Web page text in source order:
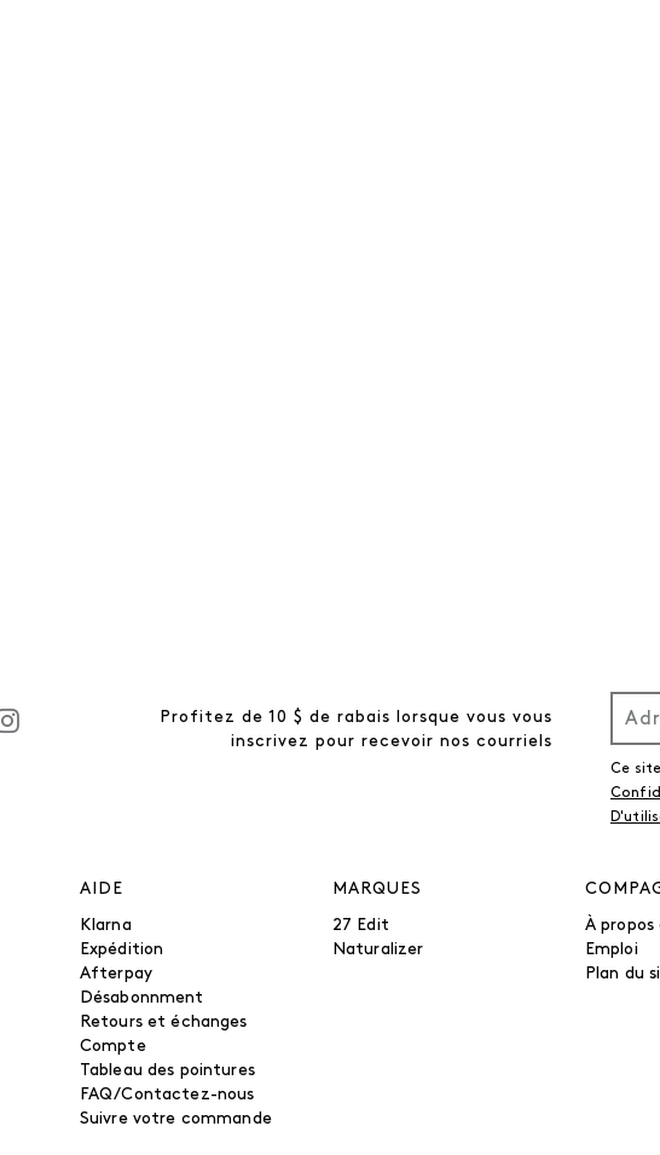
Profitez de 10 $ de rabais lorsque vous vous
inscrivez pour recevoir nos courriels
Ce
AIDE
Klarna
Expédition
Afterpay
Désabonnment
Retours et échanges
Compte
Tableau des pointures
FAQ/Contactez-nous
Suivre votre commande
MARQUES
27 Edit
Naturalizer
À propos
Emploi
Plan du